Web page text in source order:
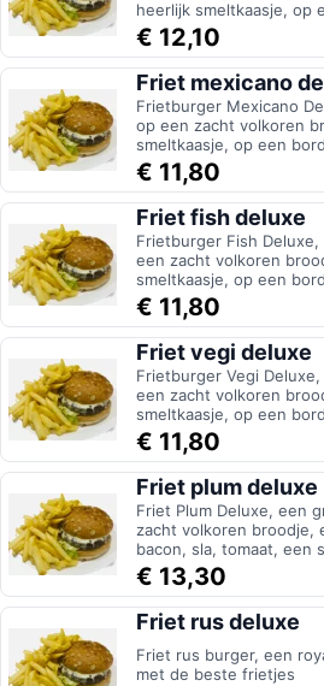
heerlijk smeltkaasje, op
frietjes, volledig
€ 12,10
Friet mexicano
Frietburger Mexicano
op een zacht volkoren
smeltkaasje, op een
volledig samengesteld
€ 11,80
Friet fish deluxe
Frietburger Fish
een zacht volkoren
smeltkaasje, op een
volledig samengesteld
€ 11,80
Friet vegi deluxe
Frietburger Vegi
een zacht volkoren
smeltkaasje, op een
volledig samengesteld
€ 11,80
Friet plum deluxe
Friet Plum Deluxe, een
zacht volkoren broodje,
bacon, sla, tomaat, een
bord met de beste frietjes
€ 13,30
Friet rus deluxe
Friet rus burger, een
met de beste frietjes